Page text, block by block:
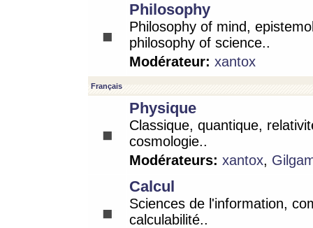
Philosophy
Philosophy of mind,
philosophy of science..
Modérateur: xantox
Français
Physique
Classique, quantique,
cosmologie..
Modérateurs: xantox,
Calcul
Sciences de l'information,
calculabilité..